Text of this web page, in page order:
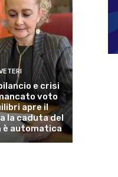
e crisi
voto
apre il
la caduta del
è automatica